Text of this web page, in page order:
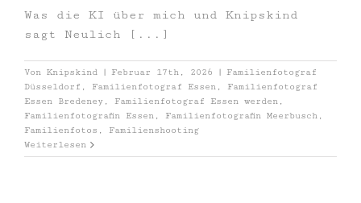
Was die KI über mich und Knipskind
sagt Neulich [...]
Von Knipskind | Februar 17th, 2026 |
Familienfotograf
Düsseldorf , Familienfotograf Essen , Familienfotograf
Essen Bredeney , Familienfotograf Essen werden ,
Familienfotografin Essen , Familienfotografin Meerbusch ,
Familienfotos , Familienshooting
Weiterlesen